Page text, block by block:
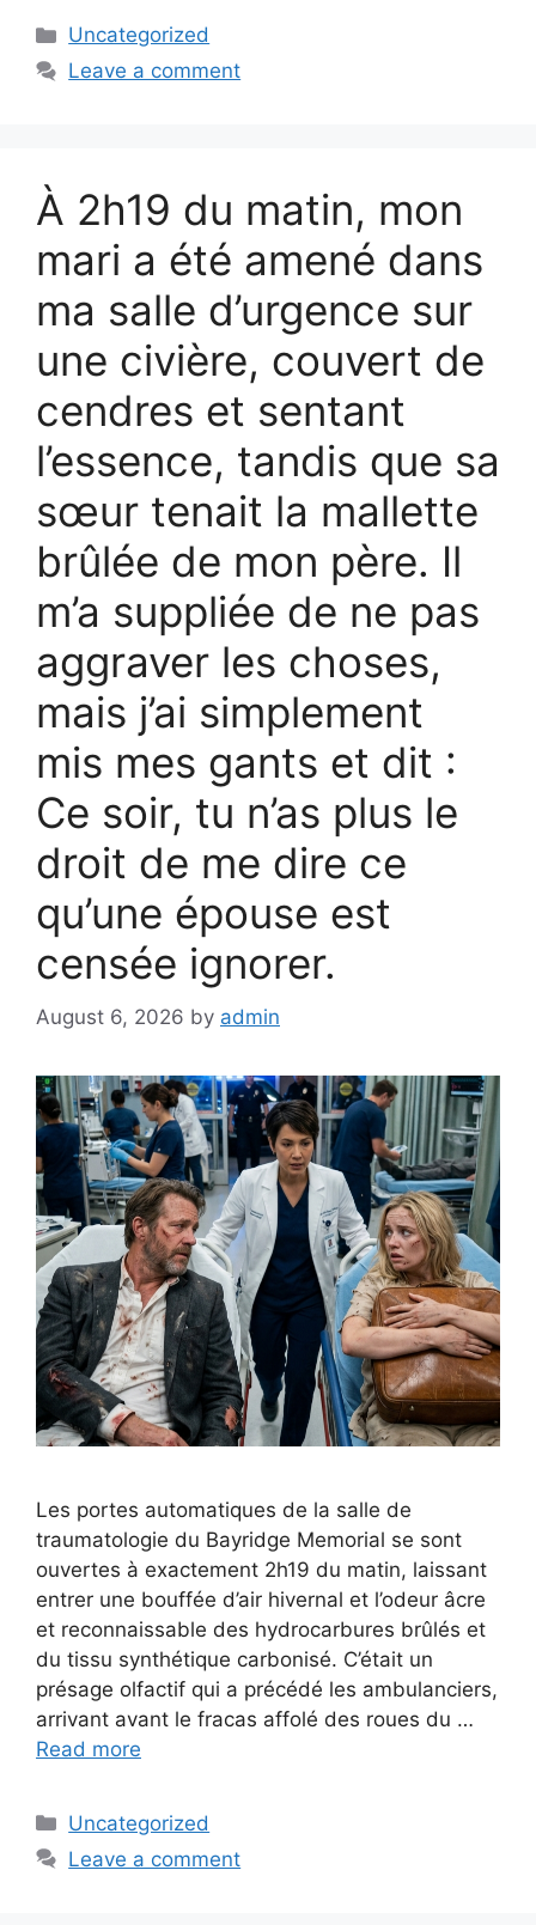
Categories
Uncategorized
Leave a comment
À 2h19 du matin, mon
mari a été amené dans
ma salle d’urgence sur
une civière, couvert de
cendres et sentant
l’essence, tandis que sa
sœur tenait la mallette
brûlée de mon père. Il
m’a suppliée de ne pas
aggraver les choses,
mais j’ai simplement
mis mes gants et dit :
Ce soir, tu n’as plus le
droit de me dire ce
qu’une épouse est
censée ignorer.
August 6, 2026 by admin
Les portes automatiques de la salle de
traumatologie du Bayridge Memorial se sont
ouvertes à exactement 2h19 du matin, laissant
entrer une bouffée d’air hivernal et l’odeur âcre
et reconnaissable des hydrocarbures brûlés et
du tissu synthétique carbonisé. C’était un
présage olfactif qui a précédé les ambulanciers,
arrivant avant le fracas affolé des roues du …
Read more
Categories
Uncategorized
Leave a comment